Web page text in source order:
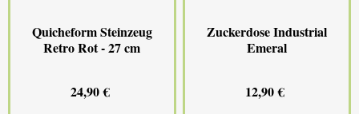
Quicheform Steinzeug
Retro Rot - 27 cm
24,90 €
Zuckerdose Industrial
Emeral
12,90 €